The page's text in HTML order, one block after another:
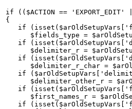
if (($ACTION == 'EXPORT_EDIT'
{
if
$fields_type =
if
$delimiter_r =
if
$delimiter_r_char =
if
$delimiter_other_r =
if
$first_names_r =
if